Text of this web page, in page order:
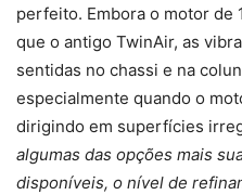
perfeito. Embora o motor de
que o antigo TwinAir, as
sentidas no chassi e na
especialmente quando o
dirigindo em superfícies
algumas das opções mais
disponíveis, o nível de